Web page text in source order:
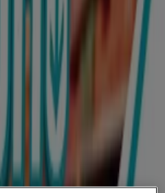
| Via Conella, 21,
Orari e Telefono
Adelfia »